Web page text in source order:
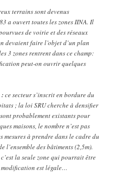
terrains sont devenus
a ouvert toutes les zones IINA. Il
de voirie et des réseaux
devaient faire l’objet d’un plan
3 zones rentrent dans ce champ:
peut-on ouvrir quelques
:ce secteur s’inscrit en bordure du
; la loi SRU cherche à densifier
probablement existants pour
maisons, le nombre n’est pas
mesures à prendre dans le cadre du
des bâtiments (2,5m).
la seule zone qui pourrait être
modification est légale…